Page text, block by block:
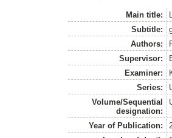
Main title:
Subtitle:
Authors:
Supervisor:
Examiner:
Series:
Volume/Sequential
designation:
Year of Publication: